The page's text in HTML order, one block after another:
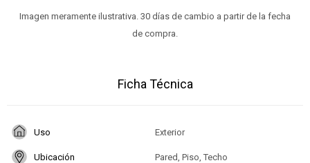
Imagen meramente ilustrativa. 30 días de cambio a partir de la fecha
de compra.
Ficha Técnica
Uso Exterior
Ubicación Pared, Piso, Techo